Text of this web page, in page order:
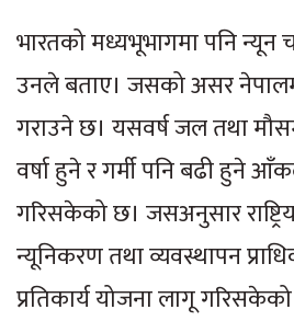
भारतको मध्यभूभागमा पनि न्यून
उनले बताए। जसको असर
गराउने छ। यसवर्ष जल तथा
वर्षा हुने र गर्मी पनि बढी हुने
गरिसकेको छ। जसअनुसार
न्यूनिकरण तथा व्यवस्थापन
प्रतिकार्य योजना लागू